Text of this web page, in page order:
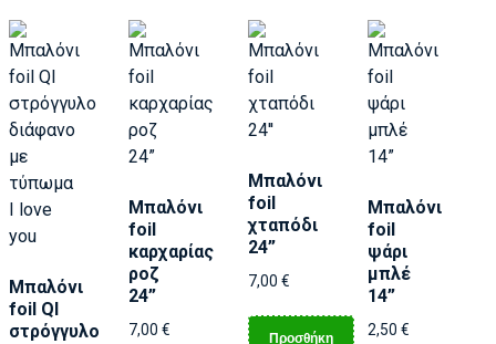
Μπαλόνι
foil Ql
στρόγγυλο
Μπαλόνι
foil
καρχαρίας
ροζ
24”
7,00 €
Μπαλόνι
foil
χταπόδι
24”
7,00 €
Προσθήκη
Μπαλόνι
foil
ψάρι
μπλέ
14”
2,50 €